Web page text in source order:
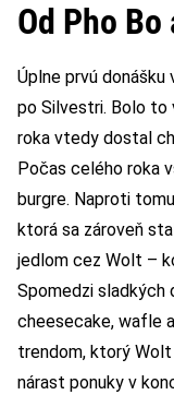
Od Pho
Úplne prvú
po Silvestri. Bolo to
roka vtedy dostal
Počas celého roka
burgre. Naproti
ktorá sa zároveň
jedlom cez Wolt –
Spomedzi sladkých
cheesecake, wafle
trendom, ktorý
nárast ponuky v